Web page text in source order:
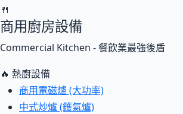
🍴
商用廚房設備
Commercial Kitchen - 餐飲業最強後盾
🔥 熱廚設備
商用電磁爐 (大功率)
中式炒爐 (鑊氣爐)